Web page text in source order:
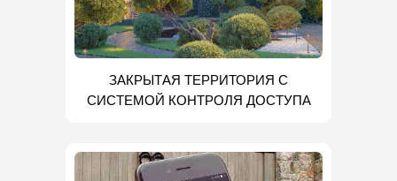
ЗАКРЫТАЯ ТЕРРИТОРИЯ С
СИСТЕМОЙ КОНТРОЛЯ ДОСТУПА